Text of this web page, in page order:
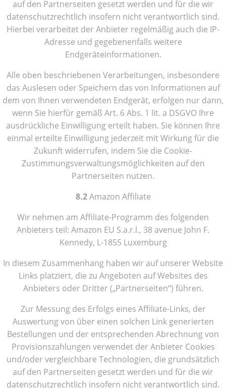
auf den Partnerseiten gesetzt werden und für die wir
datenschutzrechtlich insofern nicht verantwortlich sind.
Hierbei verarbeitet der Anbieter regelmäßig auch die IP-
Adresse und gegebenenfalls weitere
Endgeräteinformationen.
Alle oben beschriebenen Verarbeitungen, insbesondere
das Auslesen oder Speichern das von Informationen auf
dem von Ihnen verwendeten Endgerät, erfolgen nur dann,
wenn Sie hierfür gemäß Art. 6 Abs. 1 lit. a DSGVO Ihre
ausdrückliche Einwilligung erteilt haben. Sie können Ihre
einmal erteilte Einwilligung jederzeit mit Wirkung für die
Zukunft widerrufen, indem Sie die Cookie-
Zustimmungsverwaltungsmöglichkeiten auf den
Partnerseiten nutzen.
8.2Amazon Affiliate
Wir nehmen am Affiliate-Programm des folgenden
Anbieters teil: Amazon EU S.a.r.l., 38 avenue John F.
Kennedy, L-1855 Luxemburg
In diesem Zusammenhang haben wir auf unserer Website
Links platziert, die zu Angeboten auf Websites des
Anbieters oder Dritter („Partnerseiten“) führen.
Zur Messung des Erfolgs eines Affiliate-Links, der
Auswertung von über einen solchen Link generierten
Bestellungen und der entsprechenden Abrechnung von
Provisionszahlungen verwendet der Anbieter Cookies
und/oder vergleichbare Technologien, die grundsätzlich
auf den Partnerseiten gesetzt werden und für die wir
datenschutzrechtlich insofern nicht verantwortlich sind.